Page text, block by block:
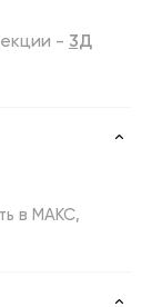
- 3Д
в МАКС,